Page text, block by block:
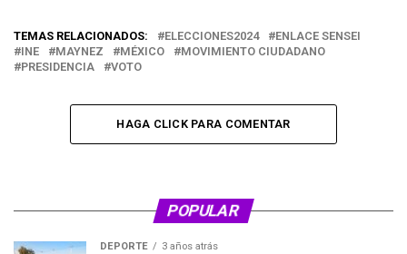
TEMAS RELACIONADOS: ELECCIONES2024
ENLACE SENSEI
INE
MAYNEZ MÉXICO
MOVIMIENTO CIUDADANO
PRESIDENCIA
VOTO
HAGA CLICK PARA COMENTAR
POPULAR
DEPORTE 3 años atrás